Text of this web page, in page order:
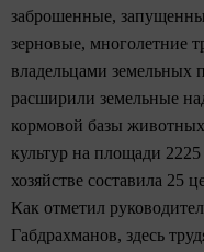
заброшенные,
зерновые, многолетние
владельцами земельных
расширили земельные
кормовой базы
культур на площади
хозяйстве составила 25
Как отметил
Габдрахманов, здесь